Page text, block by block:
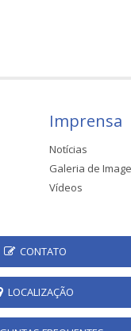
Imprensa
Notícias
Galeria de
Vídeos
CONTATO
LOCALIZAÇÃO